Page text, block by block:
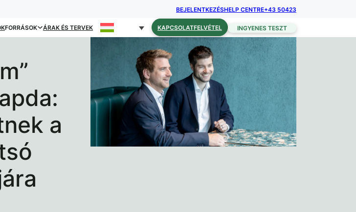
BEJELENTKEZÉSHELP CENTRE+43 50423
FORRÁSOK ÁRAK ÉS TERVEK KAPCSOLATFELVÉTEL INGYENES TESZT
a